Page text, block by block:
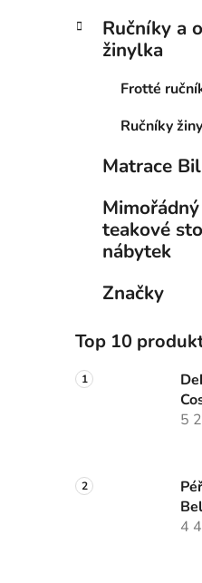
Ručníky a
žinylka
Frotté
Ručníky
Matrace
teakové
nábytek
Značky
Top 10
5
4